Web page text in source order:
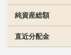
純資産総額
直近分配金